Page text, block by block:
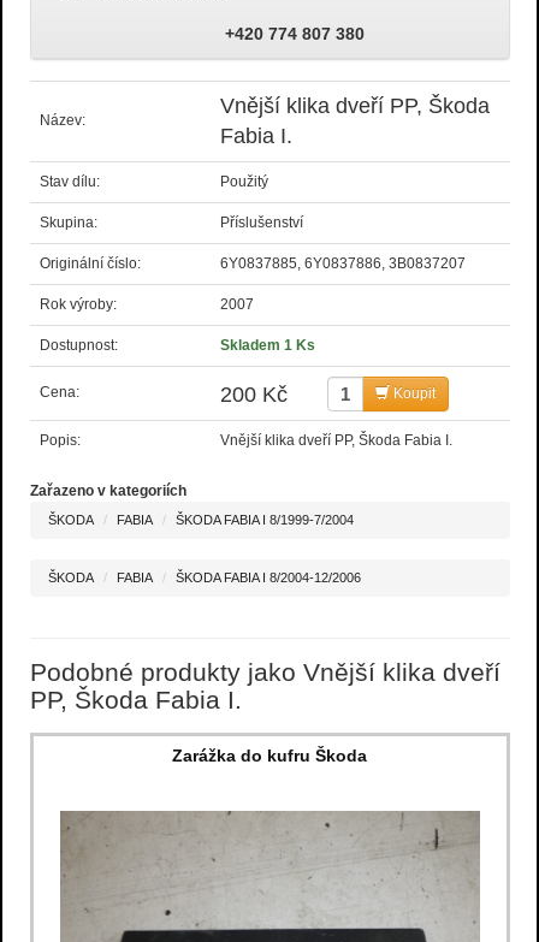
+420 774 807 380
Název:
Vnější klika dveří PP, Škoda
Fabia I.
Stav dílu: Použitý
Skupina: Příslušenství
Originální číslo: 6Y0837885, 6Y0837886, 3B0837207
Rok výroby: 2007
Dostupnost: Skladem 1 Ks
Cena: 200 Kč Koupit
Popis: Vnější klika dveří PP, Škoda Fabia I.
Zařazeno v kategoriích
ŠKODA FABIA ŠKODA FABIA I 8/1999-7/2004
ŠKODA FABIA ŠKODA FABIA I 8/2004-12/2006
Podobné produkty jako Vnější klika dveří
PP, Škoda Fabia I.
Zarážka do kufru Škoda